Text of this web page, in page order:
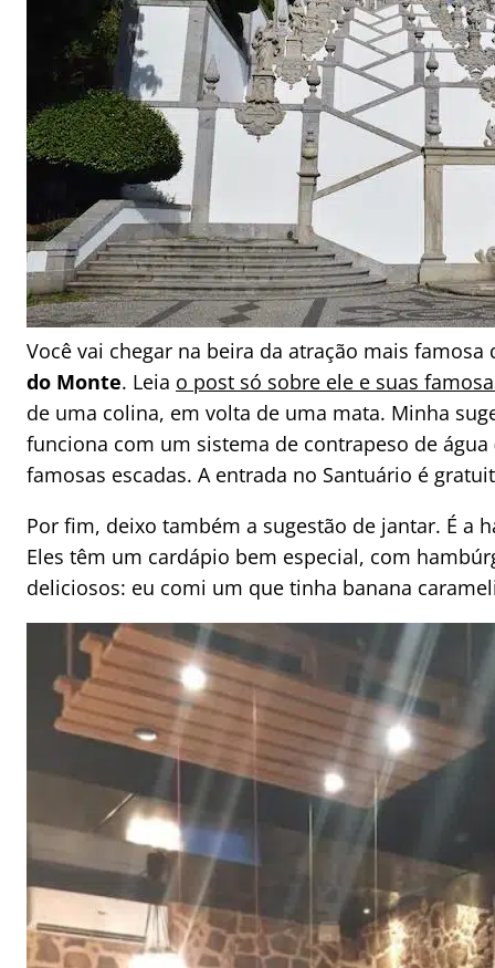
Você vai chegar na beira da atração mais
do Monte. Leia o post só sobre ele e suas
de uma colina, em volta de uma mata. Minha
funciona com um sistema de contrapeso de água
famosas escadas. A entrada no Santuário é
Por fim, deixo também a sugestão de jantar. É a
Eles têm um cardápio bem especial, com
deliciosos: eu comi um que tinha banana